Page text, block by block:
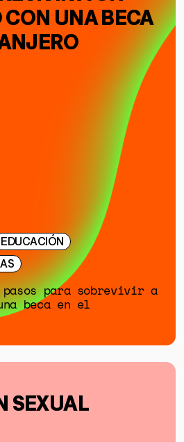
UNA BECA
EDUCACIÓN
pasos para sobrevivir a
beca en el
SEXUAL